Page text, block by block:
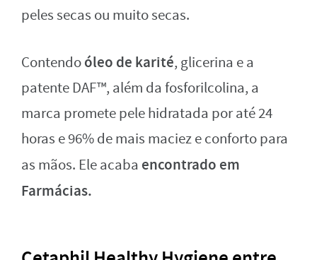
peles secas ou muito secas.
Contendoóleo de karité, glicerina e a
patente DAF™, além da fosforilcolina, a
marca promete pele hidratada por até 24
horas e 96% de mais maciez e conforto para
as mãos. Ele acaba encontrado em
Farmácias.